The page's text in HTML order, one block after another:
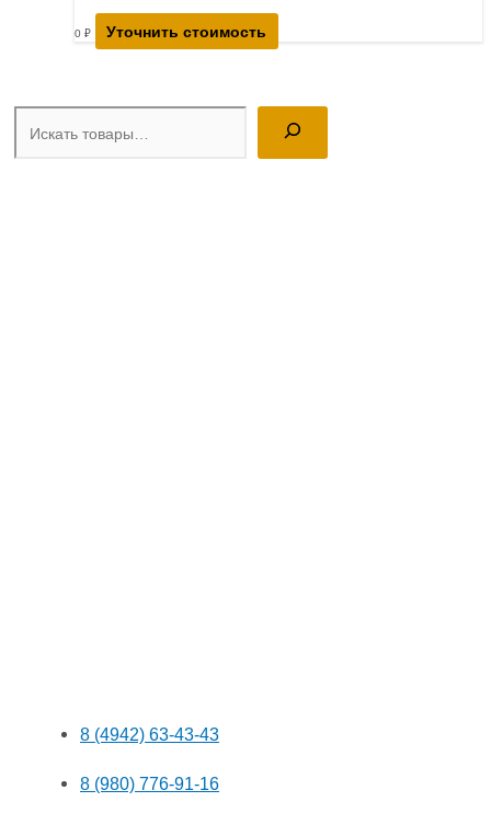
Поиск
8 (4942) 63-43-43
8 (980) 776-91-16
0 ₽ Уточнить стоимость